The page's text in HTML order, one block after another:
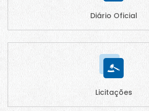
Diário Oficial
Licitações